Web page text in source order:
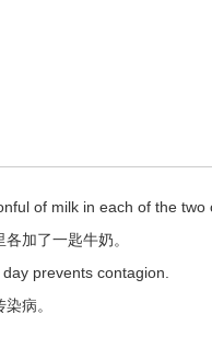
：
of milk in each of the two
加了一匙牛奶。
prevents contagion.
病。